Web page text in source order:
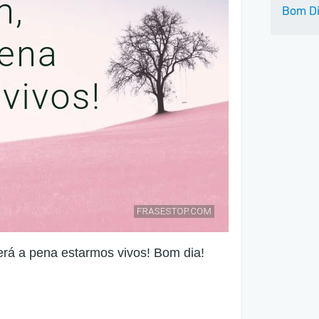
a pena estarmos vivos! Bom dia!
Bom